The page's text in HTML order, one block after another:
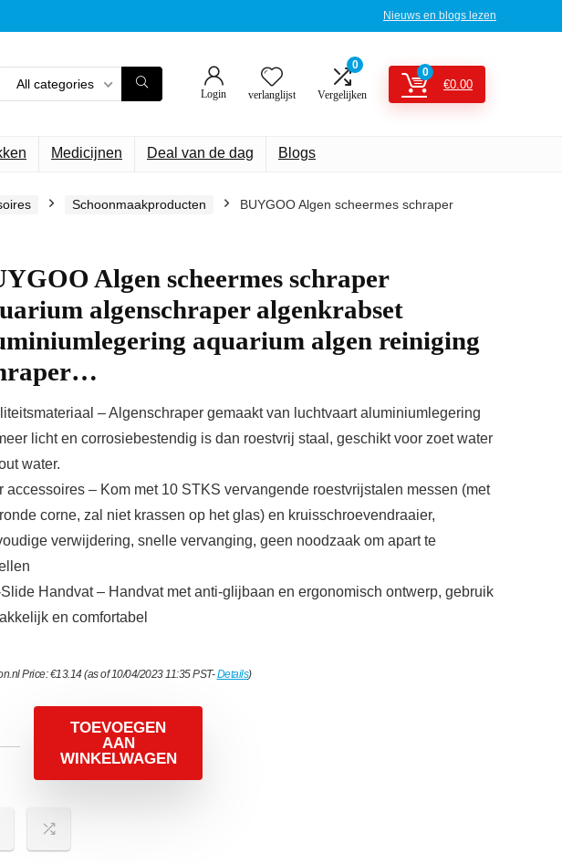
Nieuws en blogs lezen
All categories
Login verlanglijst
0
Vergelijken
0
€0.00
Medicijnen Deal van de dag Blogs
Schoonmaakproducten
BUYGOO Algen scheermes schraper
Algen scheermes schraper
algenschraper algenkrabset
aquarium algen reiniging
– Algenschraper gemaakt van luchtvaart aluminiumlegering
licht en corrosiebestendig is dan roestvrij staal, geschikt voor zoet water
water.
accessoires – Kom met 10 STKS vervangende roestvrijstalen messen (met
corne, zal niet krassen op het glas) en kruisschroevendraaier,
verwijdering, snelle vervanging, geen noodzaak om apart te
Handvat – Handvat met anti-glijbaan en ergonomisch ontwerp, gebruik
en comfortabel
Price:€13.14(as of 10/04/2023 11:35 PST-Details)
TOEVOEGEN
AAN
WINKELWAGEN